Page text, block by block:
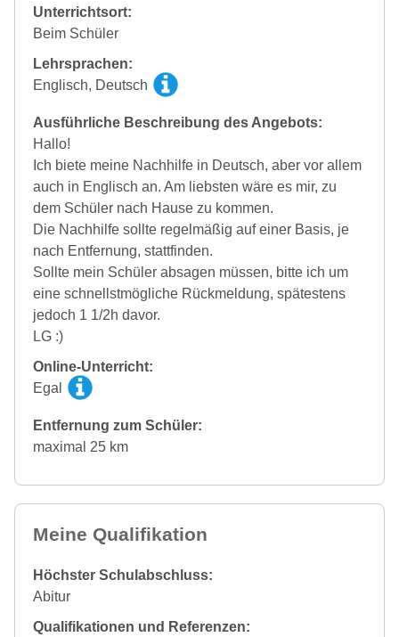
Unterrichtsort:
Beim Schüler
Lehrsprachen:
Englisch, Deutsch
Ausführliche Beschreibung des Angebots:
Hallo!
Ich biete meine Nachhilfe in Deutsch, aber vor allem
auch in Englisch an. Am liebsten wäre es mir, zu
dem Schüler nach Hause zu kommen.
Die Nachhilfe sollte regelmäßig auf einer Basis, je
nach Entfernung, stattfinden.
Sollte mein Schüler absagen müssen, bitte ich um
eine schnellstmögliche Rückmeldung, spätestens
jedoch 1 1/2h davor.
LG :)
Online-Unterricht:
Egal
Entfernung zum Schüler:
maximal 25 km
Meine Qualifikation
Höchster Schulabschluss:
Abitur
Qualifikationen und Referenzen: